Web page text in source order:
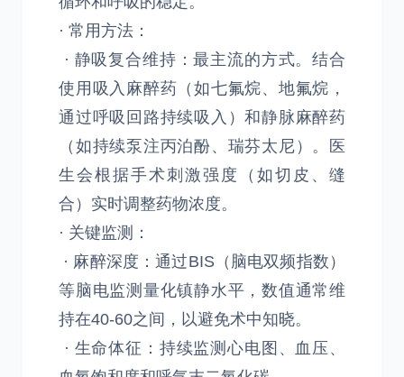
· 常用方法：
· 静吸复合维持：最主流的方式。结合
使用吸入麻醉药（如七氟烷、地氟烷，
通过呼吸回路持续吸入）和静脉麻醉药
（如持续泵注丙泊酚、瑞芬太尼）。医
生会根据手术刺激强度（如切皮、缝
合）实时调整药物浓度。
· 关键监测：
· 麻醉深度：通过BIS（脑电双频指数）
等脑电监测量化镇静水平，数值通常维
持在40-60之间，以避免术中知晓。
· 生命体征：持续监测心电图、血压、